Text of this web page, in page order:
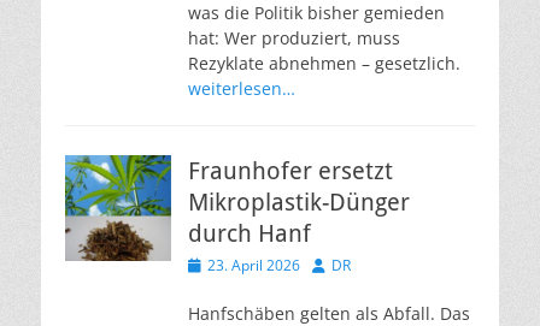
was die Politik bisher gemieden
hat: Wer produziert, muss
Rezyklate abnehmen – gesetzlich.
weiterlesen…
Fraunhofer ersetzt
Mikroplastik-Dünger
durch Hanf
Veröffentlicht
23. April 2026 Autor
DR
Hanfschäben gelten als Abfall. Das